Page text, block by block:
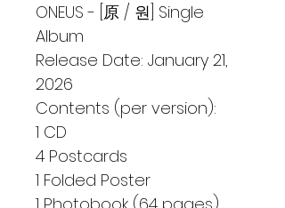
ONEUS - [原 / 원] Single
Album
Release Date: January 21,
2026
Contents (per version):
1 CD
4 Postcards
1 Folded Poster